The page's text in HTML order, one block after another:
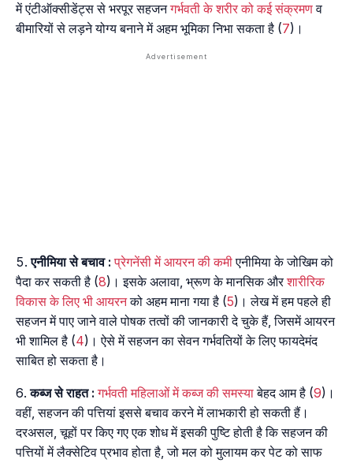
में एंटीऑक्सीडेंट्स से भरपूर सहजनगर्भवती के शरीर को कई संक्रमणव
बीमारियों से लड़ने योग्य बनाने में अहम भूमिका निभा सकता है (7)।
एनीमिया से बचाव : प्रेगनेंसी में आयरन की कमीएनीमिया के जोखिम को
पैदा कर सकती है (8)। इसके अलावा, भ्रूण के मानसिक औरशारीरिक
विकास के लिए भी आयरनको अहम माना गया है (5)। लेख में हम पहले ही
सहजन में पाए जाने वाले पोषक तत्वों की जानकारी दे चुके हैं, जिसमें आयरन
भी शामिल है (4)। ऐसे में सहजन का सेवन गर्भवतियों के लिए फायदेमंद
साबित हो सकता है।
कब्ज से राहत : गर्भवती महिलाओं में कब्ज की समस्याबेहद आम है (9)।
वहीं, सहजन की पत्तियां इससे बचाव करने में लाभकारी हो सकती हैं।
दरअसल, चूहों पर किए गए एक शोध में इसकी पुष्टि होती है कि सहजन की
पत्तियों में लैक्सेटिव प्रभाव होता है, जो मल को मुलायम कर पेट को साफ